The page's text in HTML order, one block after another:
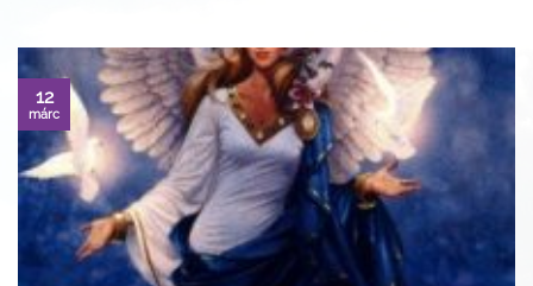
12
márc